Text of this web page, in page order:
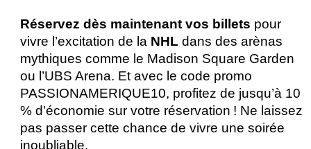
Réservez dès maintenant vos billets pour
vivre l’excitation de la NHL dans des arènas
mythiques comme le Madison Square Garden
ou l’UBS Arena. Et avec le code promo
PASSIONAMERIQUE10, profitez de jusqu’à 10
% d’économie sur votre réservation ! Ne laissez
pas passer cette chance de vivre une soirée
inoubliable.